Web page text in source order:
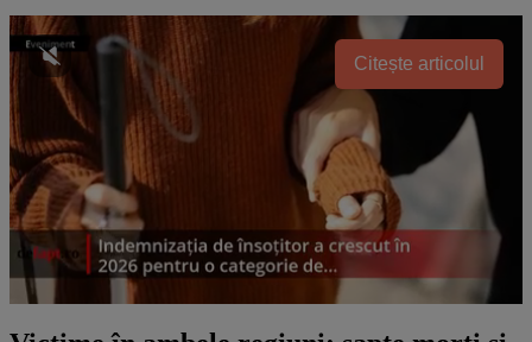
Citește articolul